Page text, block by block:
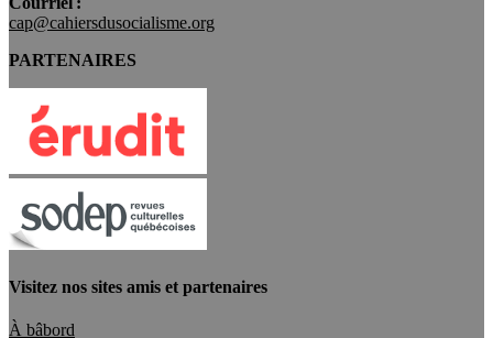
cap@cahiersdusocialisme.org
PARTENAIRES
Visitez nos sites amis et partenaires
À bâbord